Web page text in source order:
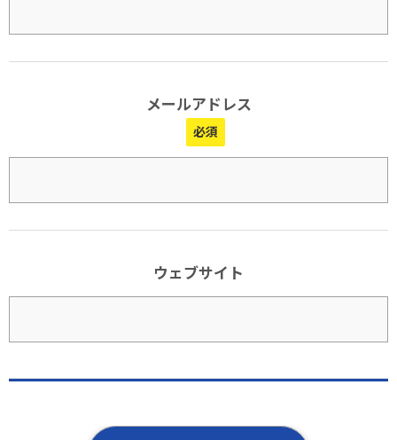
メールアドレス
ウェブサイト